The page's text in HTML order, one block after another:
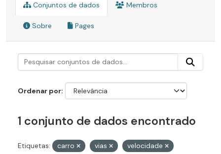
Conjuntos de dados Membros
Sobre Pages
Ordenar por
1 conjunto de dados encontrado
Etiquetas: carro vias
velocidade